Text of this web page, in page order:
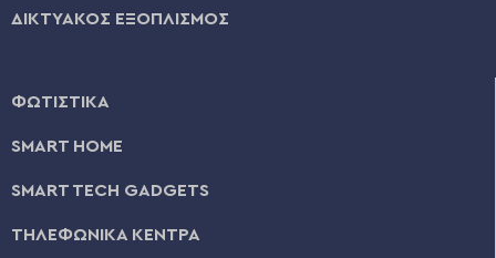
ΔΙΚΤΥΑΚΟΣ ΕΞΟΠΛΙΣΜΟΣ
ΦΩΤΙΣΤΙΚΑ
SMART HOME
SMART TECH GADGETS
ΤΗΛΕΦΩΝΙΚΑ ΚΕΝΤΡΑ